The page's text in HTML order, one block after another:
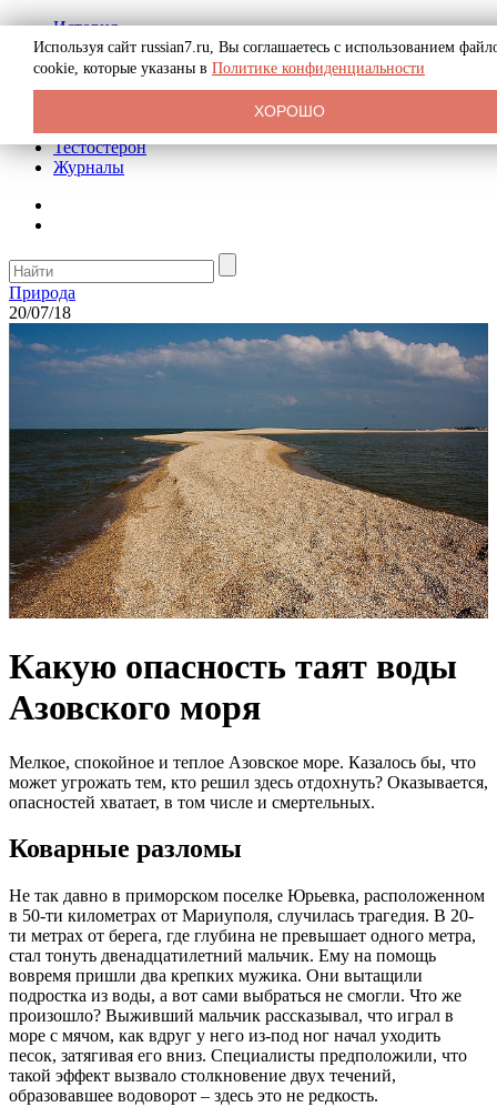
История
Биография
Криминал
Реклама на сайте
Тестостерон
Журналы
Природа
20/07/18
Какую опасность таят воды
Азовского моря
Мелкое, спокойное и теплое Азовское море. Казалось бы, что
может угрожать тем, кто решил здесь отдохнуть? Оказывается,
опасностей хватает, в том числе и смертельных.
Коварные разломы
Не так давно в приморском поселке Юрьевка, расположенном
в 50-ти километрах от Мариуполя, случилась трагедия. В 20-
ти метрах от берега, где глубина не превышает одного метра,
стал тонуть двенадцатилетний мальчик. Ему на помощь
вовремя пришли два крепких мужика. Они вытащили
подростка из воды, а вот сами выбраться не смогли. Что же
произошло? Выживший мальчик рассказывал, что играл в
море с мячом, как вдруг у него из-под ног начал уходить
песок, затягивая его вниз. Специалисты предположили, что
такой эффект вызвало столкновение двух течений,
образовавшее водоворот – здесь это не редкость.
Используя сайт russian7.ru, Вы соглашаетесь с использованием
cookie, которые указаны в Политике конфиденциальности
ХОРОШО